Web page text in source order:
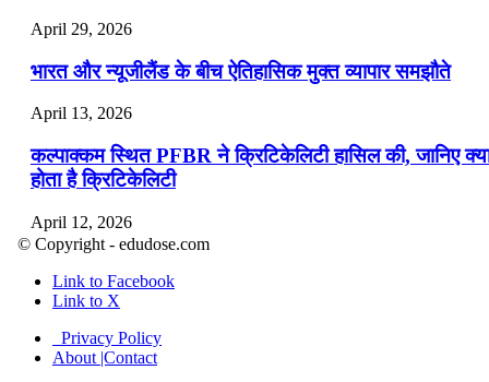
April 29, 2026
भारत और न्यूजीलैंड के बीच ऐतिहासिक मुक्त व्यापार समझौते
April 13, 2026
कल्पाक्कम स्थित PFBR ने क्रिटिकेलिटी हासिल की, जानिए
होता है क्रिटिकेलिटी
April 12, 2026
April 9, 2026
नासा का आर्टेमिस-2 मिशन: मनुष्य एक बार फिर से चंद्रमा के
पहुंचा
© Copyright - edudose.com
Link to Facebook
Link to X
Privacy Policy
About |Contact